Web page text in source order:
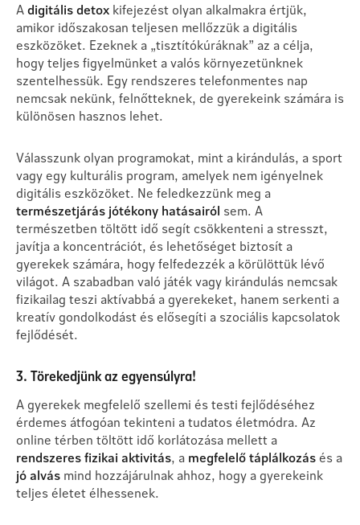
Adigitális detox kifejezést olyan alkalmakra értjük,
amikor időszakosan teljesen mellőzzük a digitális
eszközöket. Ezeknek a „tisztítókúráknak” az a célja,
hogy teljes figyelmünket a valós környezetünknek
szentelhessük. Egy rendszeres telefonmentes nap
nemcsak nekünk, felnőtteknek, de gyerekeink számára is
különösen hasznos lehet.
Válasszunk olyan programokat, mint a kirándulás, a sport
vagy egy kulturális program, amelyek nem igényelnek
digitális eszközöket. Ne feledkezzünk meg a
természetjárás jótékony hatásairól sem. A
természetben töltött idő segít csökkenteni a stresszt,
javítja a koncentrációt, és lehetőséget biztosít a
gyerekek számára, hogy felfedezzék a körülöttük lévő
világot. A szabadban való játék vagy kirándulás nemcsak
fizikailag teszi aktívabbá a gyerekeket, hanem serkenti a
kreatív gondolkodást és elősegíti a szociális kapcsolatok
fejlődését.
3. Törekedjünk az egyensúlyra!
A gyerekek megfelelő szellemi és testi fejlődéséhez
érdemes átfogóan tekinteni a tudatos életmódra. Az
online térben töltött idő korlátozása mellett a
rendszeres fizikai aktivitás, a megfelelő táplálkozásés a
jó alvás mind hozzájárulnak ahhoz, hogy a gyerekeink
teljes életet élhessenek.